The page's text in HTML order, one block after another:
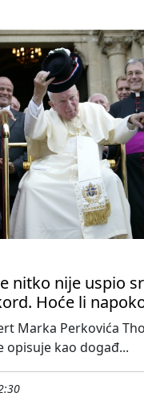
nitko nije uspio
Hoće li
Marka Perkovića
opisuje kao događ...